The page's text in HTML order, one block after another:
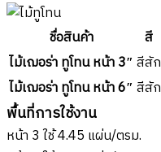
ชื่อสินค้า สี
ไม้เฌอร่า ทูโทน หน้า 3″ สีสัก
ไม้เฌอร่า ทูโทน หน้า 6″ สีสัก
พื้นที่การใช้งาน
หน้า 3 ใช้ 4.45 แผ่น/ตรม.